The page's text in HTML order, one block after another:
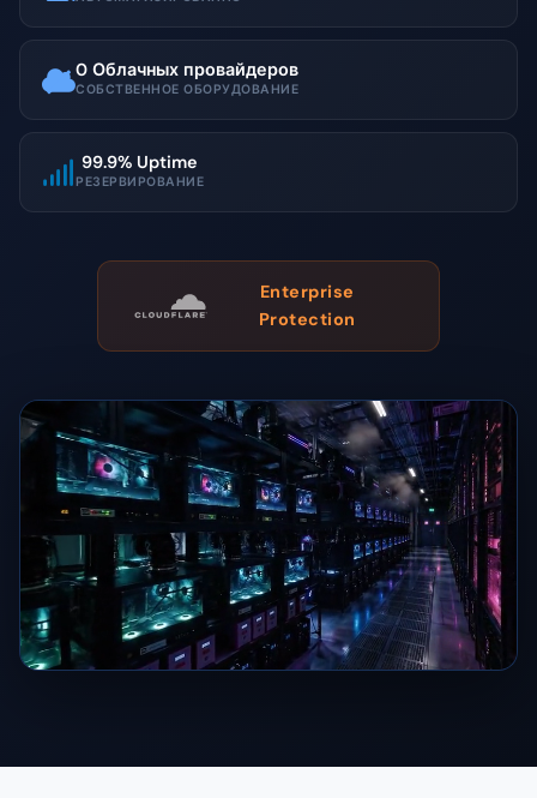
0 Облачных провайдеров
СОБСТВЕННОЕ ОБОРУДОВАНИЕ
99.9% Uptime
РЕЗЕРВИРОВАНИЕ
Enterprise
Protection